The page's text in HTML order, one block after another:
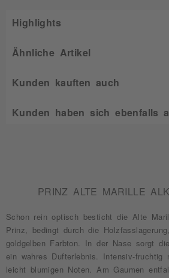
Highlights
Ähnliche Artikel
Kunden kauften auch
Kunden haben sich ebenfalls
PRINZ ALTE MARILLE
Schon rein optisch besticht die Alte
Prinz, bedingt durch die
goldgelben Farbton. In der Nase sorgt
ein wahres Dufterlebnis. Intensiv-fruchtig
leicht blumigen Noten. Am Gaumen